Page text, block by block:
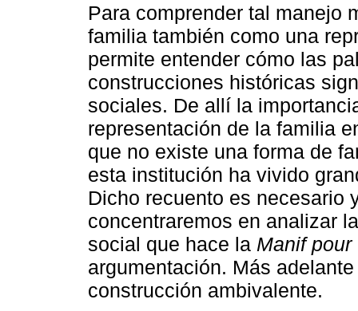
Para comprender tal manejo
familia también como una
permite entender cómo las
construcciones históricas
sociales. De allí la
representación de la familia
que no existe una forma de
esta institución ha vivido
Dicho recuento es necesario
concentraremos en analizar
social que hace la Manif pour
argumentación. Más
construcción ambivalente.